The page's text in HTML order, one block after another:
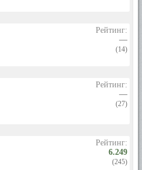
Рейтинг:
—
(14)
Рейтинг:
—
(27)
Рейтинг:
6.249
(245)